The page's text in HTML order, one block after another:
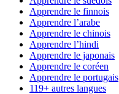
Apprendre le finnois
Apprendre l’arabe
Apprendre le chinois
Apprendre l’hindi
Apprendre le japonais
Apprendre le coréen
Apprendre le portugais
119+ autres langues